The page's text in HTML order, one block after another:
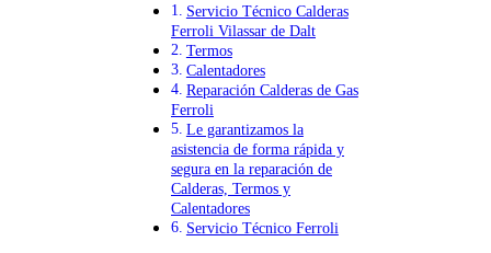
Servicio Técnico Calderas
Ferroli Vilassar de Dalt
Termos
Calentadores
Reparación Calderas de Gas
Ferroli
Le garantizamos la
asistencia de forma rápida y
segura en la reparación de
Calderas, Termos y
Calentadores
Servicio Técnico Ferroli